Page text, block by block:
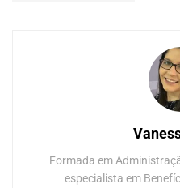
Formada em
especialista em